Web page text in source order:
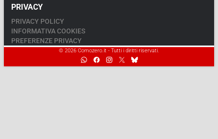
PRIVACY
PRIVACY POLICY
INFORMATIVA COOKIES
PREFERENZE PRIVACY
© 2026 Comozero.it - Tutti i diritti riservati.